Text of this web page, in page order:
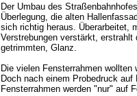
Der Umbau des
Überlegung, die alten
sich richtig heraus. Überarbeitet,
Verstrebungen verstärkt,
getrimmten, Glanz.
Die vielen Fensterrahmen
Doch nach einem Probedruck
Fensterrahmen werden "nur" auf